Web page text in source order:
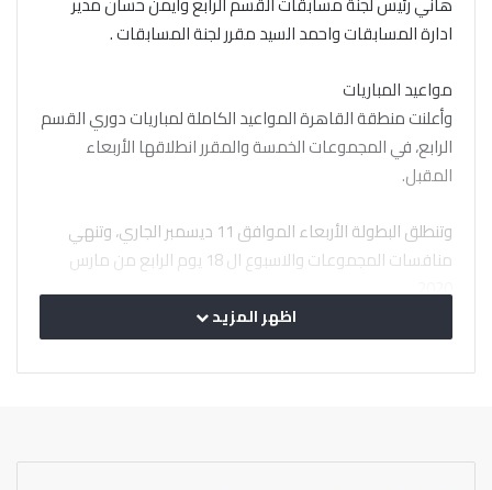
ادارة المسابقات واحمد السيد مقرر لجنة المسابقات .
مواعيد المباريات
وأعلنت منطقة القاهرة المواعيد الكاملة لمباريات دوري القسم
الرابع، في المجموعات الخمسة والمقرر انطلاقها الأربعاء
المقبل.
وتنطلق البطولة الأربعاء الموافق 11 ديسمبر الجاري، وتنهي
منافسات المجموعات والاسبوع ال 18 يوم الرابع من مارس
2020.
5 مجموعات
التوزيع الجغرافي ووفقا لخطاب اتحاد الكرة.
اظهر المزيد